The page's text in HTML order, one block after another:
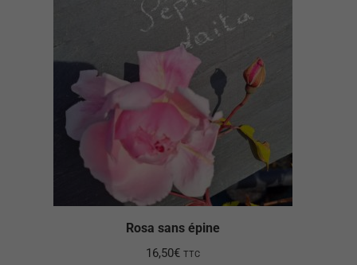
Rosa sans épine
16,50€ TTC